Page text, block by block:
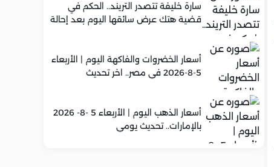
سارة خليفة تتصدر التريند.. الحكم في
قضية هتك عرض سائقها اليوم بعد إحالة
أسعار الخضروات والفاكهة اليوم | الأربعاء
5-8-2026 في مصر.. اخر تحديث
أسعار الذهب اليوم | الأربعاء 5 -8- 2026
بالإمارات.. تحديث يومي